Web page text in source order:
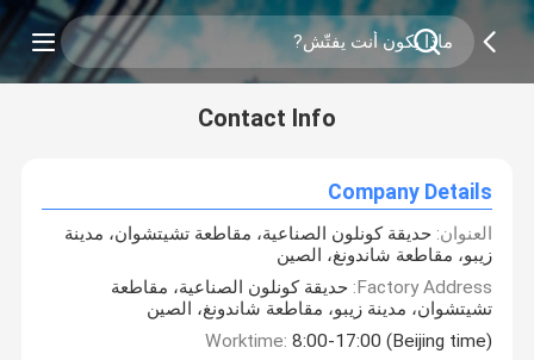
Contact Info
Company Details
العنوان: حديقة كونلون الصناعية، مقاطعة تشيتشوان، مدينة
زيبو، مقاطعة شاندونغ، الصين
Factory Address: حديقة كونلون الصناعية، مقاطعة
تشيتشوان، مدينة زيبو، مقاطعة شاندونغ، الصين
Worktime: 8:00-17:00 (Beijing time)